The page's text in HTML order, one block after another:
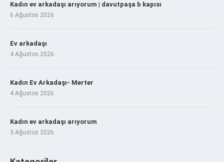
Kadın ev arkadaşı arıyorum | davutpaşa b kapısı
6 Ağustos 2026
Ev arkadaşı
4 Ağustos 2026
Kadın Ev Arkadaşı- Merter
4 Ağustos 2026
Kadın ev arkadaşı arıyorum
3 Ağustos 2026